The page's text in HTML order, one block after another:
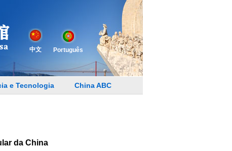
中文 Português
e Tecnologia China ABC
da China